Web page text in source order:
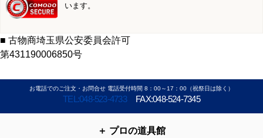
います。
■ 古物商埼玉県公安委員会許可
第431190006850号
お電話でのご注文・お問合せ 電話受付時間 8：00～17：00（祝祭日は除く）
TEL:048-523-4733 FAX:048-524-7345
プロの道具館